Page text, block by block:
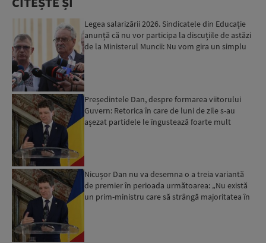
Legea salarizării 2026. Sindicatele din Educație
anunță că nu vor participa la discuțiile de astăzi
de la Ministerul Muncii: Nu vom gira un simplu
Președintele Dan, despre formarea viitorului
Guvern: Retorica în care de luni de zile s-au
așezat partidele le îngustează foarte mult
Nicușor Dan nu va desemna o a treia variantă
de premier în perioada următoarea: „Nu există
un prim-ministru care să strângă majoritatea în